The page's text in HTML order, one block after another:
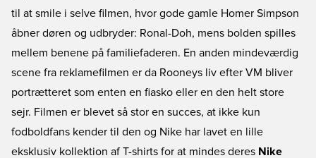
til at smile i selve filmen, hvor gode gamle Homer Simpson
åbner døren og udbryder: Ronal-Doh, mens bolden spilles
mellem benene på familiefaderen. En anden mindeværdig
scene fra reklamefilmen er da Rooneys liv efter VM bliver
portrætteret som enten en fiasko eller en den helt store
sejr. Filmen er blevet så stor en succes, at ikke kun
fodboldfans kender til den og Nike har lavet en lille
eksklusiv kollektion af T-shirts for at mindes deres Nike